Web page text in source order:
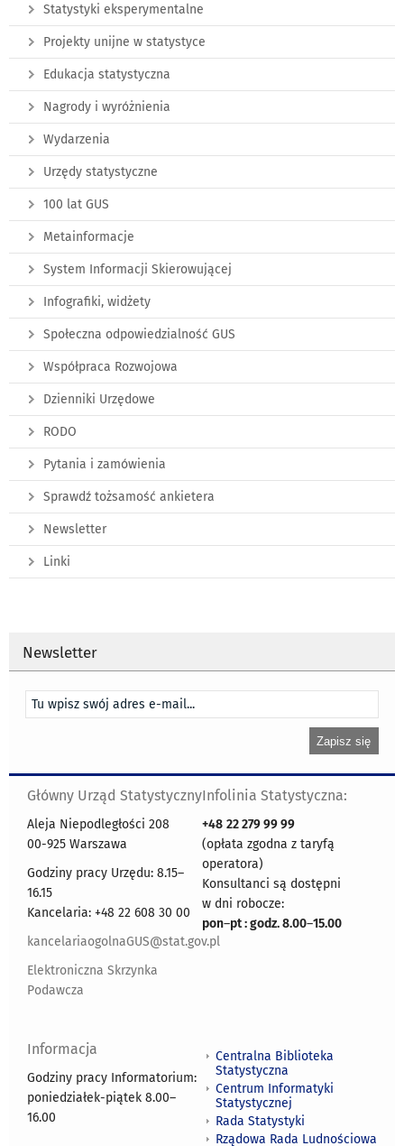
Statystyki eksperymentalne
Projekty unijne w statystyce
Edukacja statystyczna
Nagrody i wyróżnienia
Wydarzenia
Urzędy statystyczne
100 lat GUS
Metainformacje
System Informacji Skierowującej
Infografiki, widżety
Społeczna odpowiedzialność GUS
Współpraca Rozwojowa
Dzienniki Urzędowe
RODO
Pytania i zamówienia
Sprawdź tożsamość ankietera
Newsletter
Linki
Newsletter
Główny Urząd Statystyczny
Aleja Niepodległości 208
00-925 Warszawa
Godziny pracy Urzędu: 8.15–
16.15
Kancelaria: +48 22 608 30 00
kancelariaogolnaGUS@stat.gov.pl
Elektroniczna Skrzynka
Podawcza
Infolinia Statystyczna:
+48 22 279 99 99
(opłata zgodna z taryfą
operatora)
Konsultanci są dostępni
w dni robocze:
pon–pt : godz. 8.00–15.00
Informacja
Godziny pracy Informatorium:
poniedziałek-piątek 8.00–
16.00
Centralna Biblioteka
Statystyczna
Centrum Informatyki
Statystycznej
Rada Statystyki
Rządowa Rada Ludnościowa